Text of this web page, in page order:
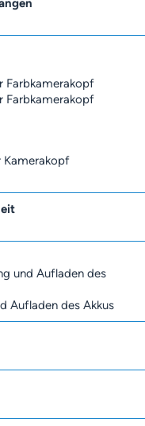
Farbkamerakopf
Farbkamerakopf
Kamerakopf
und Aufladen des
Aufladen des Akkus